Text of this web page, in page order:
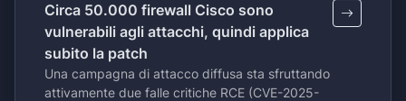
Circa 50.000 firewall Cisco sono
vulnerabili agli attacchi, quindi applica
subito la patch
Una campagna di attacco diffusa sta sfruttando
attivamente due falle critiche RCE (CVE-2025-